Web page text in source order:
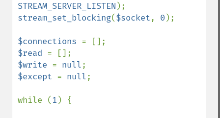
STREAM_SERVER_LISTEN
stream_set_blocking($socket, 0 );
$connections
$read
$write = null
$except = null;
while (1 ) {